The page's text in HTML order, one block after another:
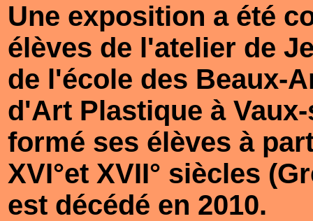
Une exposition a été
élèves de l'atelier de
de l'école des Beaux-
d'Art Plastique à
formé ses élèves à
XVI°et XVII° siècles
est décédé en 2010.